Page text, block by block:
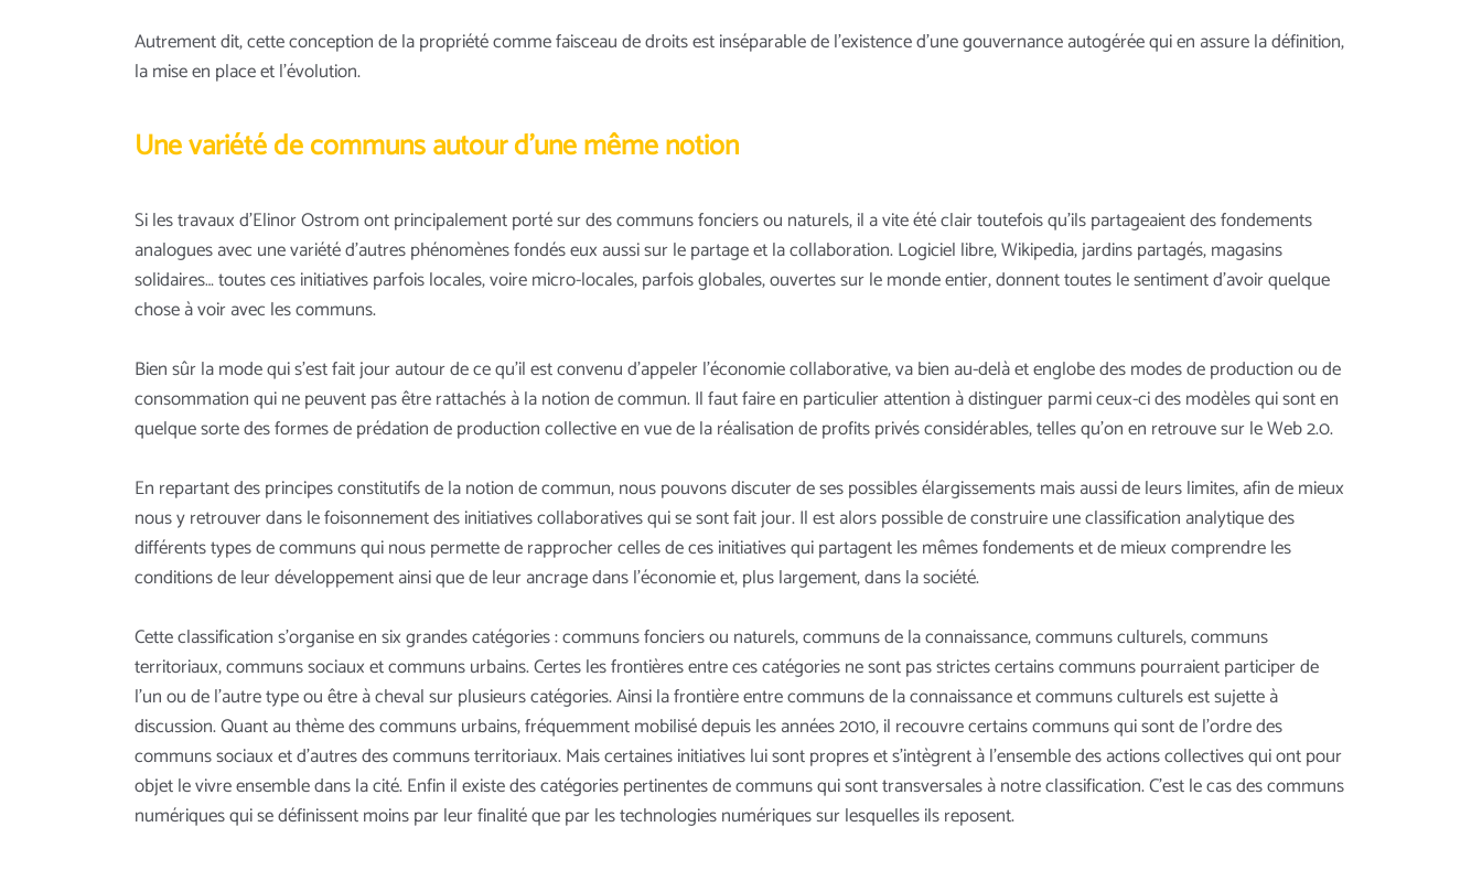
Autrement dit, cette conception de la propriété comme faisceau de droits est inséparable de l’existence d’une gouvernance autogérée qui en assure la définition,
la mise en place et l’évolution.
Une variété de communs autour d’une même notion
Si les travaux d’Elinor Ostrom ont principalement porté sur des communs fonciers ou naturels, il a vite été clair toutefois qu’ils partageaient des fondements
analogues avec une variété d'autres phénomènes fondés eux aussi sur le partage et la collaboration. Logiciel libre, Wikipedia, jardins partagés, magasins
solidaires… toutes ces initiatives parfois locales, voire micro-locales, parfois globales, ouvertes sur le monde entier, donnent toutes le sentiment d'avoir quelque
chose à voir avec les communs.
Bien sûr la mode qui s'est fait jour autour de ce qu'il est convenu d'appeler l'économie collaborative, va bien au-delà et englobe des modes de production ou de
consommation qui ne peuvent pas être rattachés à la notion de commun. Il faut faire en particulier attention à distinguer parmi ceux-ci des modèles qui sont en
quelque sorte des formes de prédation de production collective en vue de la réalisation de profits privés considérables, telles qu’on en retrouve sur le Web 2.0.
En repartant des principes constitutifs de la notion de commun, nous pouvons discuter de ses possibles élargissements mais aussi de leurs limites, afin de mieux
nous y retrouver dans le foisonnement des initiatives collaboratives qui se sont fait jour. Il est alors possible de construire une classification analytique des
différents types de communs qui nous permette de rapprocher celles de ces initiatives qui partagent les mêmes fondements et de mieux comprendre les
conditions de leur développement ainsi que de leur ancrage dans l'économie et, plus largement, dans la société.
Cette classification s’organise en six grandes catégories : communs fonciers ou naturels, communs de la connaissance, communs culturels, communs
territoriaux, communs sociaux et communs urbains. Certes les frontières entre ces catégories ne sont pas strictes certains communs pourraient participer de
l’un ou de l’autre type ou être à cheval sur plusieurs catégories. Ainsi la frontière entre communs de la connaissance et communs culturels est sujette à
discussion. Quant au thème des communs urbains, fréquemment mobilisé depuis les années 2010, il recouvre certains communs qui sont de l’ordre des
communs sociaux et d’autres des communs territoriaux. Mais certaines initiatives lui sont propres et s’intègrent à l’ensemble des actions collectives qui ont pour
objet le vivre ensemble dans la cité. Enfin il existe des catégories pertinentes de communs qui sont transversales à notre classification. C’est le cas des communs
numériques qui se définissent moins par leur finalité que par les technologies numériques sur lesquelles ils reposent.